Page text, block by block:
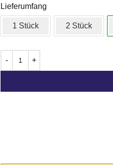
Lieferumfang
1 Stück 2 Stück